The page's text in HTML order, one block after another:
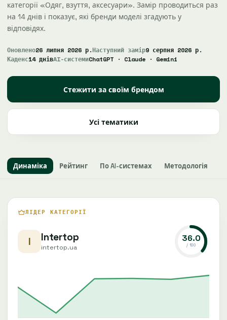
категорії «Одяг, взуття, аксесуари». Замір проводиться раз
на 14 днів і показує, які бренди моделі згадують у
відповідях.
Оновлено26 липня 2026 р.Наступний замір9 серпня 2026 р.
Каденс14 днівAI-системиChatGPT · Claude · Gemini
Стежити за своїм брендом
Усі тематики
Динаміка Рейтинг По AI-системах Методологія
ЛІДЕР КАТЕГОРІЇ
I Intertop
intertop.ua
36.0
/ 100